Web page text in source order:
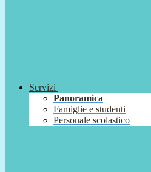
Servizi
Panoramica
Famiglie e studenti
Personale scolastico